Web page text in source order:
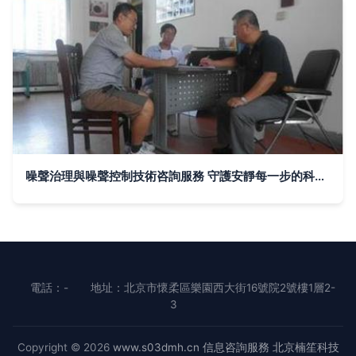
噪聲治理與噪聲控制技術咨詢服務 守護安靜每一步的科學方法
電話：-
地址：北京市懷柔區樂園西大街16號院2號樓1層2-
3
Copyright © 2026 www.s03dmh.cn 信息咨詢服務 北京楠笙科技